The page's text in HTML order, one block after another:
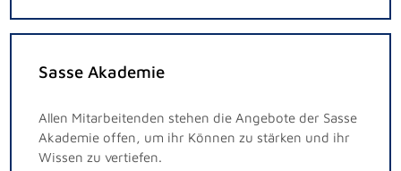
Sasse Akademie
Allen Mitarbeitenden stehen die Angebote der Sasse
Akademie offen, um ihr Können zu stärken und ihr
Wissen zu vertiefen.